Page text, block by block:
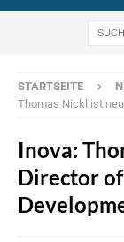
STARTSEITE
Thomas Nickl ist
Inova:
Director of